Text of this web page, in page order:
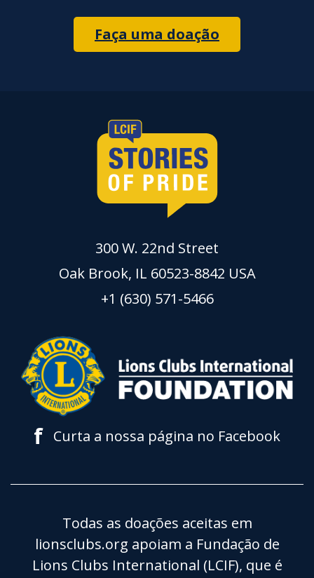
Faça uma doação
300 W. 22nd Street
Oak Brook, IL 60523-8842 USA
+1 (630) 571-5466
f Curta a nossa página no Facebook
Todas as doações aceitas em
lionsclubs.org apoiam a Fundação de
Lions Clubs International (LCIF), que é